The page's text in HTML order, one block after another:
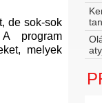
de sok-sok
program
melyek